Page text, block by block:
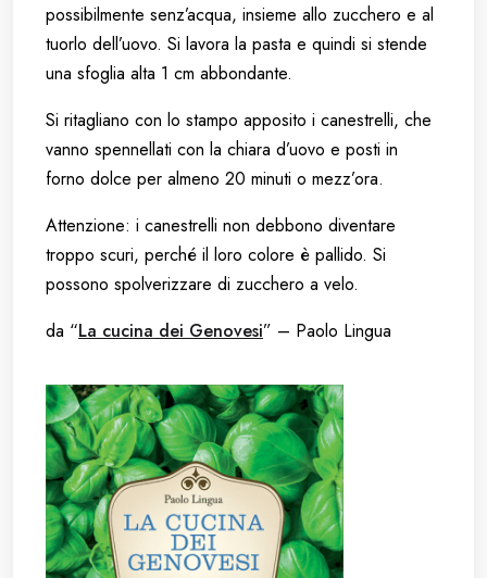
possibilmente senz’acqua, insieme allo zucchero e al
tuorlo dell’uovo. Si lavora la pasta e quindi si stende
una sfoglia alta 1 cm abbondante.
Si ritagliano con lo stampo apposito i canestrelli, che
vanno spennellati con la chiara d’uovo e posti in
forno dolce per almeno 20 minuti o mezz’ora.
Attenzione: i canestrelli non debbono diventare
troppo scuri, perché il loro colore è pallido. Si
possono spolverizzare di zucchero a velo.
da “La cucina dei Genovesi” – Paolo Lingua